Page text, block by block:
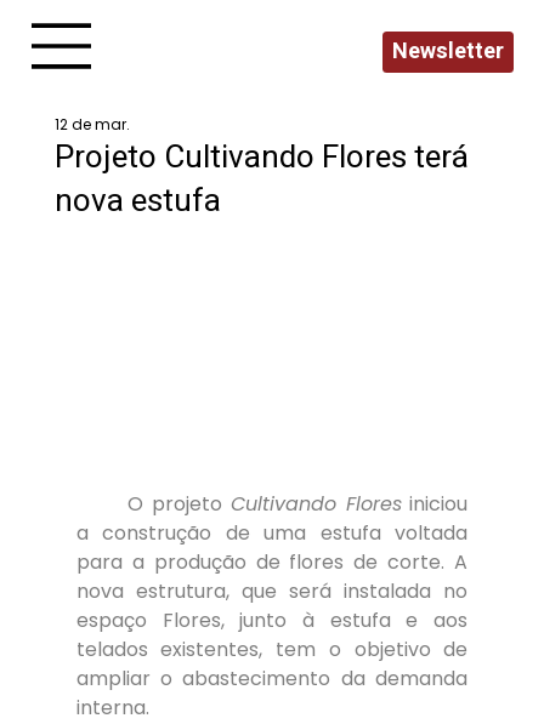
Newsletter
Projeto Cultivando Flores terá
nova estufa
12 de mar.
	O projeto
Cultivando Flores iniciou
a construção de uma estufa voltada
para a produção de flores de corte. A
nova estrutura, que será instalada no
espaço Flores, junto à estufa e aos
telados existentes, tem o objetivo de
ampliar o abastecimento da demanda
interna.